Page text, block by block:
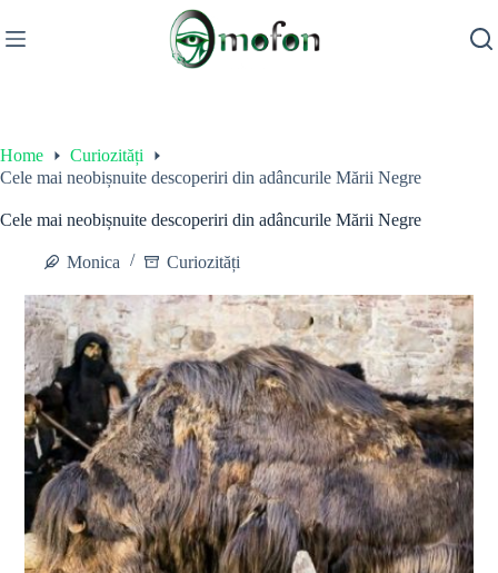
to
content
Home
Curiozități
Cele mai neobișnuite descoperiri din adâncurile Mării Negre
Cele mai neobișnuite descoperiri din adâncurile Mării Negre
Monica Curiozități